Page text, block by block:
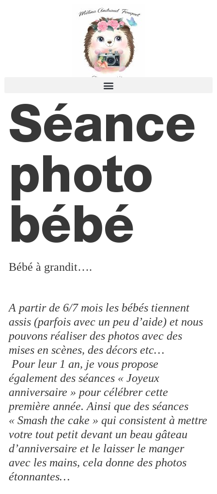
Séance
photo
bébé
Bébé à grandit….
A partir de 6/7 mois les bébés tiennent
assis (parfois avec un peu d’aide) et nous
pouvons réaliser des photos avec des
mises en scènes, des décors etc…
Pour leur 1 an, je vous propose
également des séances « Joyeux
anniversaire » pour célébrer cette
première année. Ainsi que des séances
« Smash the cake » qui consistent à mettre
votre tout petit devant un beau gâteau
d’anniversaire et le laisser le manger
avec les mains, cela donne des photos
étonnantes…